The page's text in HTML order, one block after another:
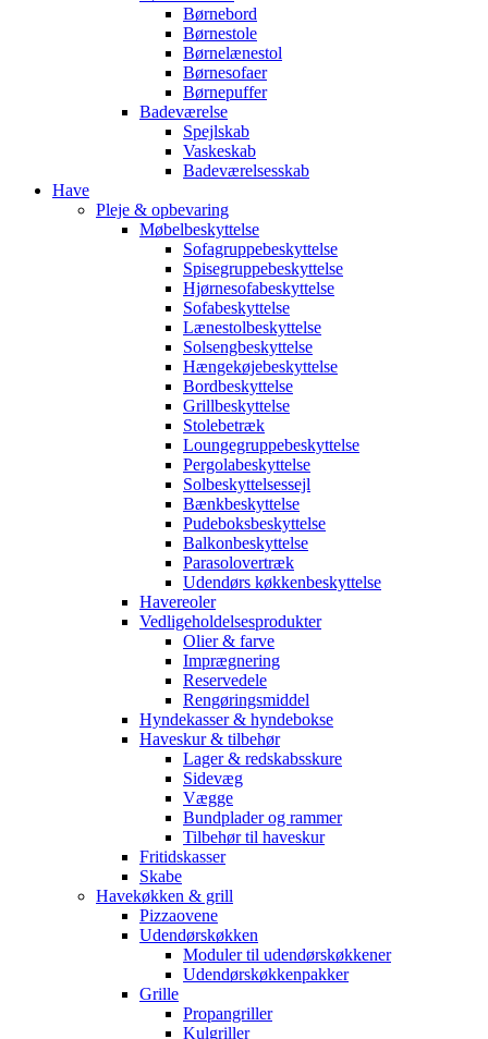
Børnebord
Børnestole
Børnelænestol
Børnesofaer
Børnepuffer
Badeværelse
Spejlskab
Vaskeskab
Badeværelsesskab
Have
Pleje & opbevaring
Møbelbeskyttelse
Sofagruppebeskyttelse
Spisegruppebeskyttelse
Hjørnesofabeskyttelse
Sofabeskyttelse
Lænestolbeskyttelse
Solsengbeskyttelse
Hængekøjebeskyttelse
Bordbeskyttelse
Grillbeskyttelse
Stolebetræk
Loungegruppebeskyttelse
Pergolabeskyttelse
Solbeskyttelsessejl
Bænkbeskyttelse
Pudeboksbeskyttelse
Balkonbeskyttelse
Parasolovertræk
Udendørs køkkenbeskyttelse
Havereoler
Vedligeholdelsesprodukter
Olier & farve
Imprægnering
Reservedele
Rengøringsmiddel
Hyndekasser & hyndebokse
Haveskur & tilbehør
Lager & redskabsskure
Sidevæg
Vægge
Bundplader og rammer
Tilbehør til haveskur
Fritidskasser
Skabe
Havekøkken & grill
Pizzaovene
Udendørskøkken
Moduler til udendørskøkkener
Udendørskøkkenpakker
Grille
Propangriller
Kulgriller